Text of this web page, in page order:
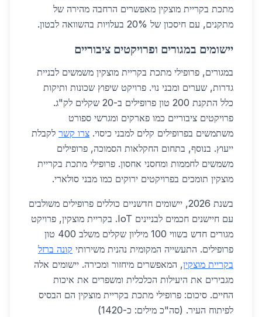
מתכת בקריית מוצקין מאפשרים הרחבה מהירה של
מתקנים, עם חיסכון של 20% בעלויות בהשוואה לבטון.
יישומים במגורים ופרויקטים ציבוריים
במגורים, פרופילי מתכת בקריית מוצקין משמשים לבניית
גדרות, שערים ומבני נוי. פרויקט שיפוץ שכונות ותיקות
כלל התקנת 200 טון פרופילים ב-20 שקלים לק"ג.
פרויקטים ציבוריים כמו פארקים ומגרשי ספורט
משתמשים בפרופילים קלים למבני כיסוי. צרו קשר לקבלת
ייעוץ. בנוסף, בתחום החקלאות הסמוכה, פרופילים
משמשים לחממות ומחסני אחסון. פרופילי מתכת בקריית
מוצקין תומכים בפרויקטים ירוקים כמו מבני סולארי.
בשנת 2026, יישומים חדשניים כוללים פרופילים משולבים
עם חיישנים חכמים לבניינים IoT. בקריית מוצקין, פרויקט
מגורים חדש בשווי 100 מיליון שקלים משלב 400 טון
פרופילים. התעשייה המקומית נהנית משירותי קונה ברזל
בקריית מוצקין, המאפשרים מיחזור ומכירה. יישומים אלה
מגבירים את היעילות הכלכלית ומשפרים את איכות
החיים. סיכום: פרופילי מתכת בקריית מוצקין הם הבסיס
לפיתוח העיר. (סה"כ מילים: כ-1420)